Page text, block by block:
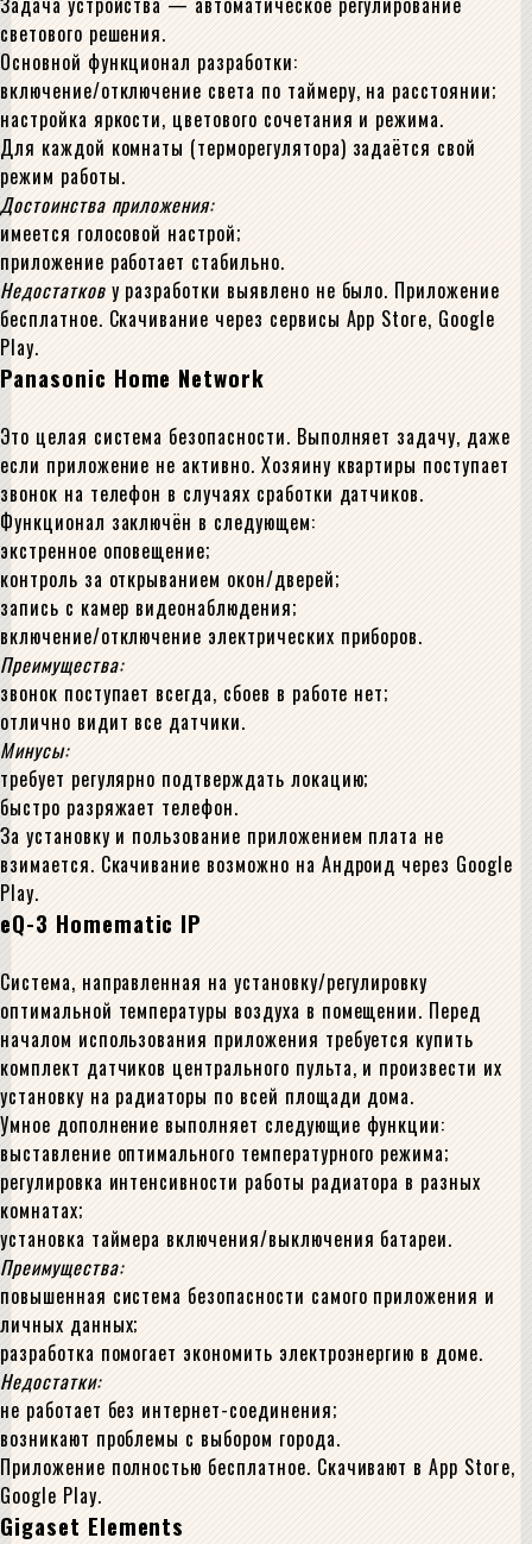
светового решения.
Основной функционал разработки:
включение/отключение света по таймеру, на расстоянии;
настройка яркости, цветового сочетания и режима.
Для каждой комнаты (терморегулятора) задаётся свой
режим работы.
Достоинства приложения:
имеется голосовой настрой;
приложение работает стабильно.
Недостаткову разработки выявлено не было. Приложение
бесплатное. Скачивание через сервисы App Store, Google
Play.
Panasonic Home Network
Это целая система безопасности. Выполняет задачу, даже
если приложение не активно. Хозяину квартиры поступает
звонок на телефон в случаях сработки датчиков.
Функционал заключён в следующем:
экстренное оповещение;
контроль за открыванием окон/дверей;
запись с камер видеонаблюдения;
включение/отключение электрических приборов.
Преимущества:
звонок поступает всегда, сбоев в работе нет;
отлично видит все датчики.
Минусы:
требует регулярно подтверждать локацию;
быстро разряжает телефон.
За установку и пользование приложением плата не
взимается. Скачивание возможно на Андроид через Google
Play.
eQ-3 Homematic IP
Система, направленная на установку/регулировку
оптимальной температуры воздуха в помещении. Перед
началом использования приложения требуется купить
комплект датчиков центрального пульта, и произвести их
установку на радиаторы по всей площади дома.
Умное дополнение выполняет следующие функции:
выставление оптимального температурного режима;
регулировка интенсивности работы радиатора в разных
комнатах;
установка таймера включения/выключения батареи.
Преимущества:
повышенная система безопасности самого приложения и
личных данных;
разработка помогает экономить электроэнергию в доме.
Недостатки:
не работает без интернет-соединения;
возникают проблемы с выбором города.
Приложение полностью бесплатное. Скачивают в App Store,
Google Play.
Gigaset Elements